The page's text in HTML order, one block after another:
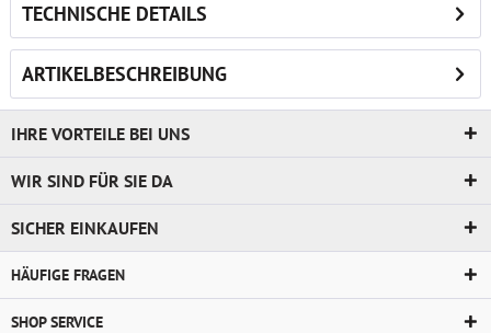
TECHNISCHE DETAILS
ARTIKELBESCHREIBUNG
IHRE VORTEILE BEI UNS
WIR SIND FÜR SIE DA
SICHER EINKAUFEN
HÄUFIGE FRAGEN
SHOP SERVICE